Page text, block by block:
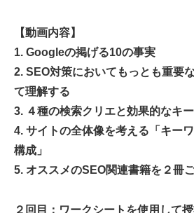
【動画内容】
1. Googleの掲げる10の事実
2. SEO対策においてもっとも重要
て理解する
3. ４種の検索クリエと効果的なキ
4. サイトの全体像を考える「キー
構成」
5. オススメのSEO関連書籍を２冊
２回目：ワークシートを使用して